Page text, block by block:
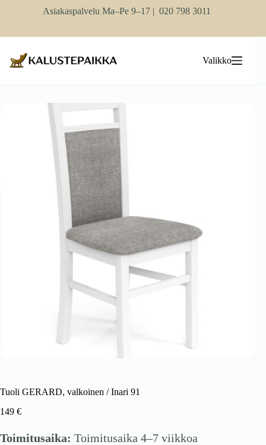
Asiakaspalvelu Ma–Pe 9–17 | 020 798 3011
Valikko
Tuoli GERARD, valkoinen / Inari 91
149 €
Toimitusaika: Toimitusaika 4–7 viikkoa